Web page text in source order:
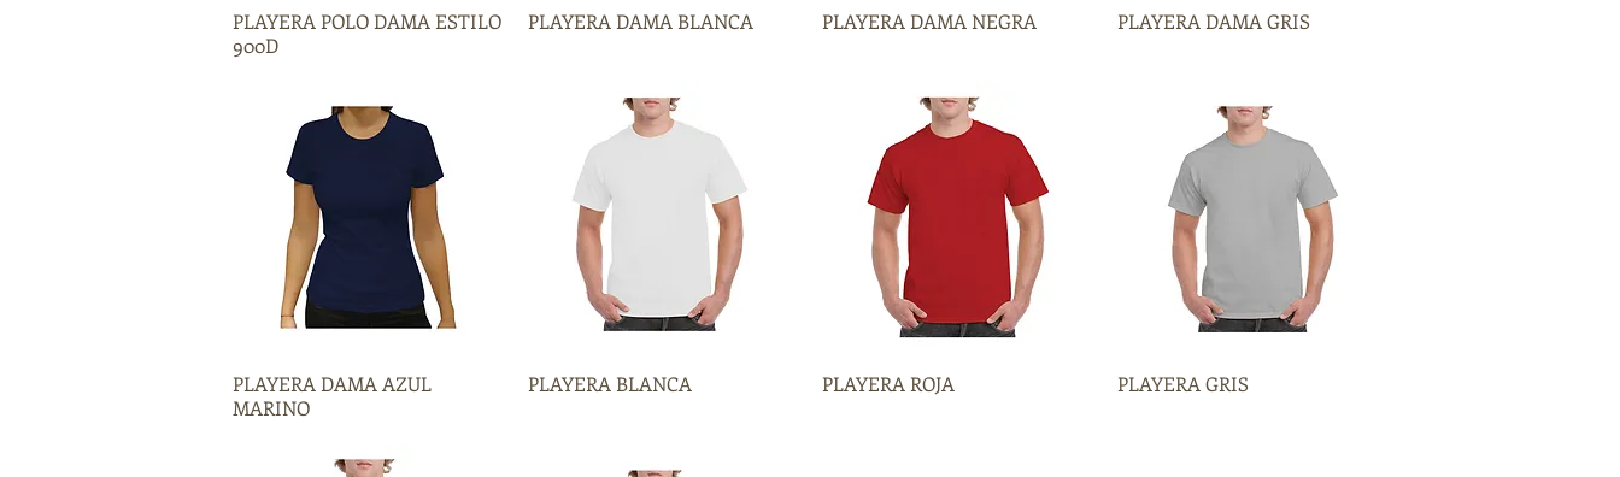
Vista rápida
PLAYERA POLO DAMA ESTILO
900D
Vista rápida
PLAYERA DAMA BLANCA Vista rápida
PLAYERA DAMA NEGRA Vista rápida
PLAYERA DAMA GRIS
Vista rápida
PLAYERA DAMA AZUL
MARINO
Vista rápida
PLAYERA BLANCA Vista rápida
PLAYERA ROJA Vista rápida
PLAYERA GRIS